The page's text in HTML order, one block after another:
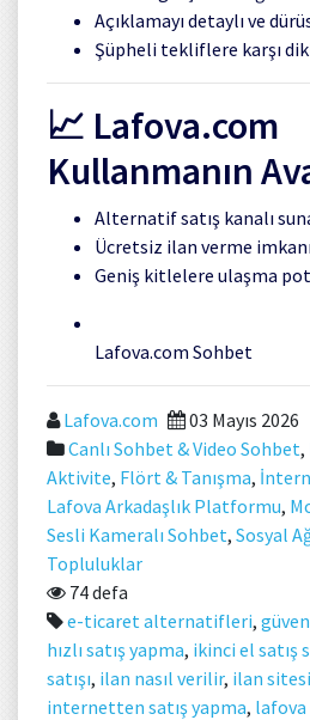
Açıklamayı detaylı ve
Şüpheli tekliflere karşı
📈 Lafova.com
Kullanmanın
Alternatif satış kanalı
Ücretsiz ilan verme
Geniş kitlelere ulaşma
Lafova.com Sohbet
Lafova.com
03 Mayıs 2026
Canlı Sohbet & Video Sohbet,
Aktivite, Flört & Tanışma,
Lafova Arkadaşlık Platformu,
Sesli Kameralı Sohbet, Sosyal
Topluluklar
74 defa
e-ticaret alternatifleri,
hızlı satış yapma, ikinci el satış
satışı, ilan nasıl verilir, ilan
internetten satış yapma,